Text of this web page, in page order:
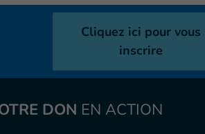
Cliquez ici pour vous
inscrire
DON EN ACTION